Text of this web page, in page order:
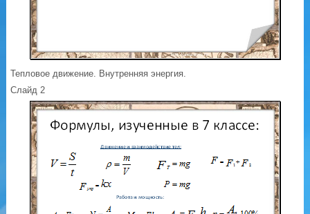
Тепловое движение. Внутренняя энергия.
Слайд 2